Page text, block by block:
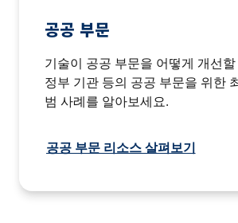
공공 부문
기술이 공공 부문을 어떻게 개선
정부 기관 등의 공공 부문을 위한
범 사례를 알아보세요.
공공 부문 리소스 살펴보기